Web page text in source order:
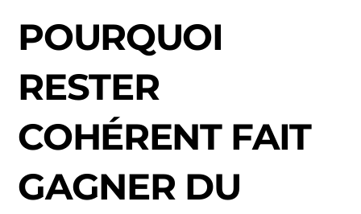
POURQUOI
RESTER
COHÉRENT FAIT
GAGNER DU